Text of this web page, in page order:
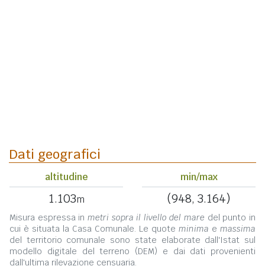
Dati geografici
altitudine
1.103m
min/max
(948, 3.164)
Misura espressa in metri sopra il livello del mare del punto in
cui è situata la Casa Comunale. Le quote minima e massima
del territorio comunale sono state elaborate dall'Istat sul
modello digitale del terreno (DEM) e dai dati provenienti
dall'ultima rilevazione censuaria.